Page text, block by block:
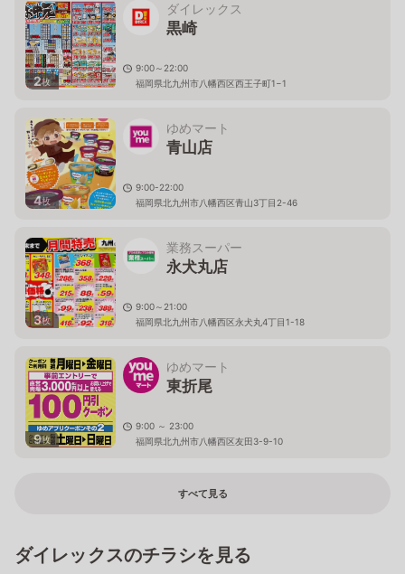
2枚
ダイレックス
黒崎
9:00～22:00
福岡県北九州市八幡西区西王子町1−1
4枚
ゆめマート
青山店
9:00-22:00
福岡県北九州市八幡西区青山3丁目2-46
3枚
業務スーパー
永犬丸店
9:00～21:00
福岡県北九州市八幡西区永犬丸4丁目1-18
9枚
ゆめマート
東折尾
9:00 ～ 23:00
福岡県北九州市八幡西区友田3-9-10
すべて見る
ダイレックスのチラシを見る